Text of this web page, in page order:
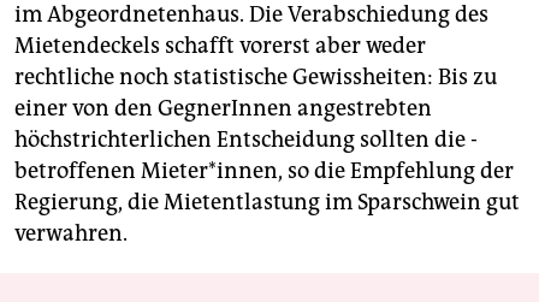
im ­Abgeordnetenhaus. Die Verabschiedung des
Mietendeckels schafft vorerst aber weder
rechtliche noch statistische Gewissheiten: Bis zu
einer von den GegnerInnen angestrebten
höchstrichterlichen Entscheidung sollten die ­
betroffenen Mieter*innen, so die Empfehlung der
Regierung, die Mietentlastung im Sparschwein gut
verwahren.